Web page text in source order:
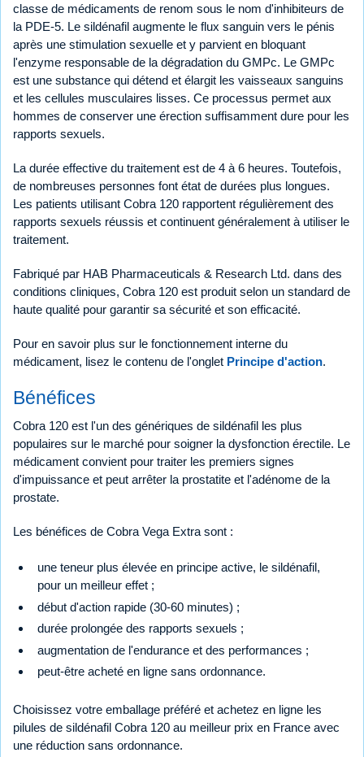
classe de médicaments de renom sous le nom d'inhibiteurs de
la PDE-5. Le sildénafil augmente le flux sanguin vers le pénis
après une stimulation sexuelle et y parvient en bloquant
l'enzyme responsable de la dégradation du GMPc. Le GMPc
est une substance qui détend et élargit les vaisseaux sanguins
et les cellules musculaires lisses. Ce processus permet aux
hommes de conserver une érection suffisamment dure pour les
rapports sexuels.
La durée effective du traitement est de 4 à 6 heures. Toutefois,
de nombreuses personnes font état de durées plus longues.
Les patients utilisant Cobra 120 rapportent régulièrement des
rapports sexuels réussis et continuent généralement à utiliser le
traitement.
Fabriqué par HAB Pharmaceuticals & Research Ltd. dans des
conditions cliniques, Cobra 120 est produit selon un standard de
haute qualité pour garantir sa sécurité et son efficacité.
Pour en savoir plus sur le fonctionnement interne du
médicament, lisez le contenu de l'onglet Principe d'action.
Bénéfices
Cobra 120 est l'un des génériques de sildénafil les plus
populaires sur le marché pour soigner la dysfonction érectile. Le
médicament convient pour traiter les premiers signes
d'impuissance et peut arrêter la prostatite et l'adénome de la
prostate.
Les bénéfices de Cobra Vega Extra sont :
une teneur plus élevée en principe active, le sildénafil,
pour un meilleur effet ;
début d'action rapide (30-60 minutes) ;
durée prolongée des rapports sexuels ;
augmentation de l'endurance et des performances ;
peut-être acheté en ligne sans ordonnance.
Choisissez votre emballage préféré et achetez en ligne les
pilules de sildénafil Cobra 120 au meilleur prix en France avec
une réduction sans ordonnance.